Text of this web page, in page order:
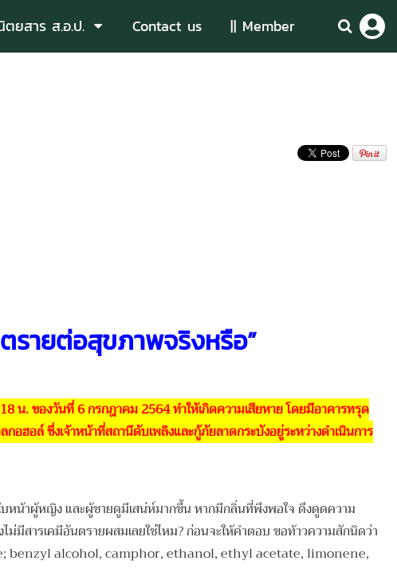
ตยสาร ส.อ.ป. Contact us || Member
รายต่อสุขภาพจริงหรือ”
. ของวันที่ 6 กรกฎาคม 2564 ทำให้เกิดความเสียหาย โดยมีอาคารทรุด
อฮอล์ ซึ่งเจ้าหน้าที่สถานีดับเพลิงและกู้ภัยลาดกระบังอยู่ระหว่างดำเนินการ
บหน้าผู้หญิง และผู้ชายดูมีเสน่ห์มากขึ้น หากมีกลิ่นที่พึงพอใจ ดึงดูดความ
มีสารเคมีอันตรายผสมเลยใช่ไหม? ก่อนจะให้คำตอบ ขอท้าวความสักนิดว่า
benzyl alcohol, camphor, ethanol, ethyl acetate, limonene,